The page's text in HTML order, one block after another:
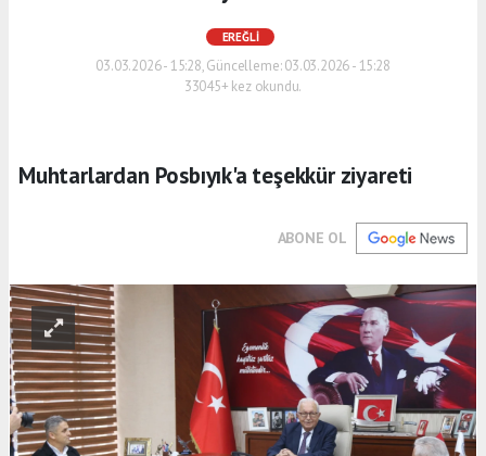
EREĞLI
03.03.2026 - 15:28, Güncelleme: 03.03.2026 - 15:28
33045+ kez okundu.
Muhtarlardan Posbıyık'a teşekkür ziyareti
ABONE OL